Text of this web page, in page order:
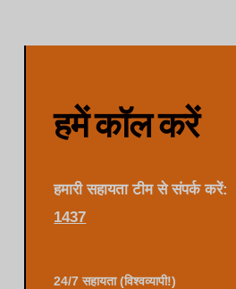
हमें कॉल करें
हमारी सहायता टीम से संपर्क
1437
24/7 सहायता (विश्वव्यापी!)